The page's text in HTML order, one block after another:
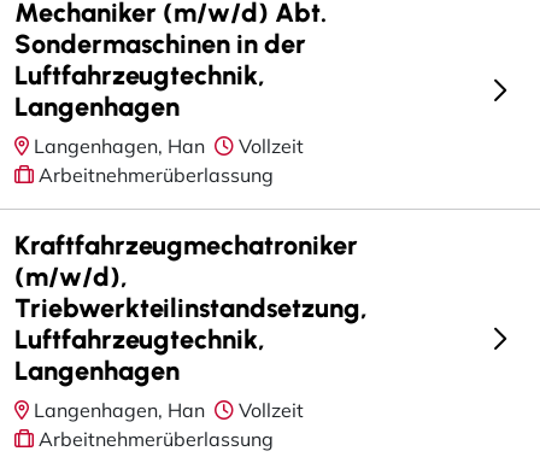
Mechaniker (m/w/d) Abt.
Sondermaschinen in der
Luftfahrzeugtechnik,
Langenhagen
Langenhagen, Han
Vollzeit
Arbeitnehmerüberlassung
Kraftfahrzeugmechatroniker
(m/w/d),
Triebwerkteilinstandsetzung,
Luftfahrzeugtechnik,
Langenhagen
Langenhagen, Han
Vollzeit
Arbeitnehmerüberlassung